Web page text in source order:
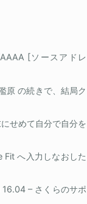
[ソースアドレ
原 の続きで、結局ク
せめて自分で自分を
へ入力しなおした
– さくらのサポ